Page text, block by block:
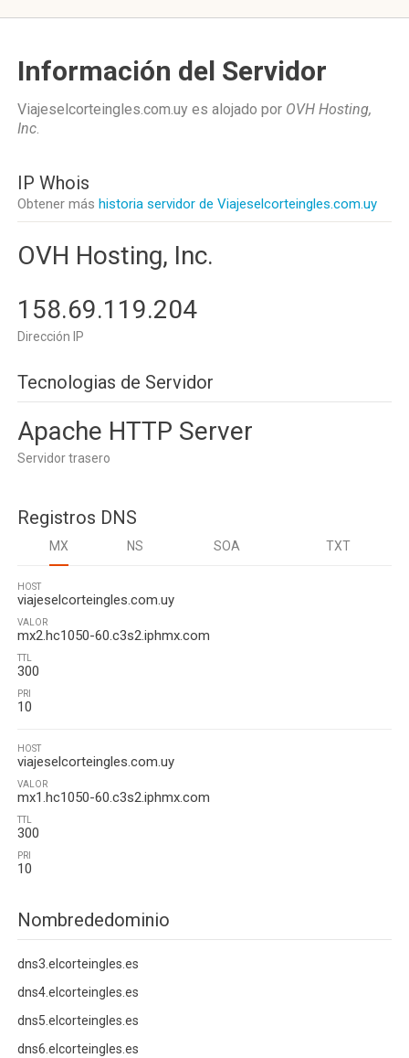
Información del Servidor
Viajeselcorteingles.com.uy es alojado por OVH Hosting,
Inc.
IP Whois
Obtener más historia servidor de Viajeselcorteingles.com.uy
OVH Hosting, Inc.
158.69.119.204
Dirección IP
Tecnologias de Servidor
Apache HTTP Server
Servidor trasero
Registros DNS
MX NS SOA TXT
HOST
viajeselcorteingles.com.uy
VALOR
mx2.hc1050-60.c3s2.iphmx.com
TTL
300
PRI
10
HOST
viajeselcorteingles.com.uy
VALOR
mx1.hc1050-60.c3s2.iphmx.com
TTL
300
PRI
10
Nombrededominio
dns3.elcorteingles.es
dns4.elcorteingles.es
dns5.elcorteingles.es
dns6.elcorteingles.es